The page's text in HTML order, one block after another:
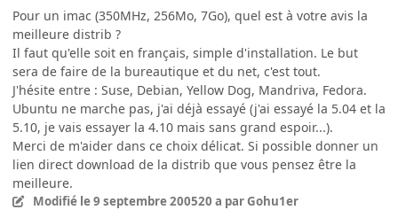
Pour un imac (350MHz, 256Mo, 7Go), quel est à votre avis la
meilleure distrib ?
Il faut qu'elle soit en français, simple d'installation. Le but
sera de faire de la bureautique et du net, c'est tout.
J'hésite entre : Suse, Debian, Yellow Dog, Mandriva, Fedora.
Ubuntu ne marche pas, j'ai déjà essayé (j'ai essayé la 5.04 et la
5.10, je vais essayer la 4.10 mais sans grand espoir...).
Merci de m'aider dans ce choix délicat. Si possible donner un
lien direct download de la distrib que vous pensez être la
meilleure.
Modifié le 9 septembre 200520 a par Gohu1er